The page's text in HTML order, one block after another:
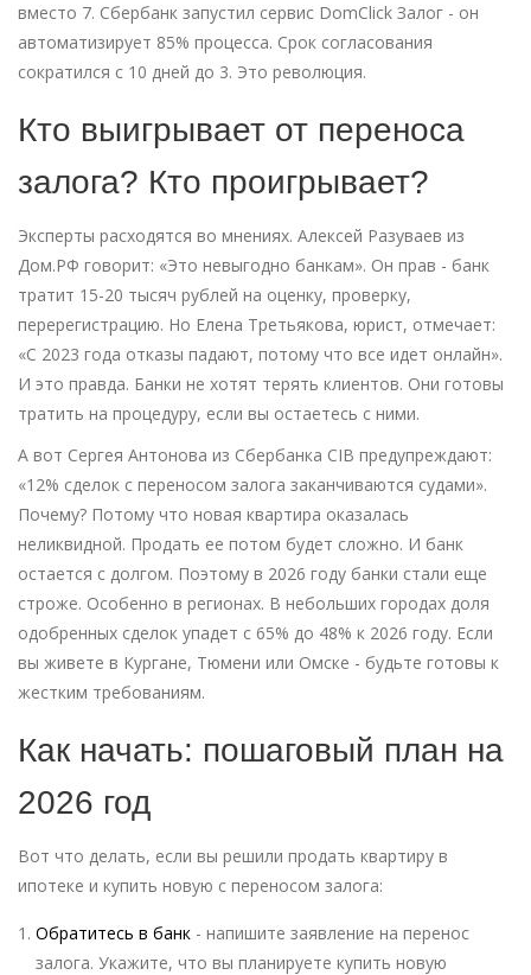
вместо 7. Сбербанк запустил сервис DomClick Залог - он
автоматизирует 85% процесса. Срок согласования
сократился с 10 дней до 3. Это революция.
Кто выигрывает от переноса
залога? Кто проигрывает?
Эксперты расходятся во мнениях. Алексей Разуваев из
Дом.РФ говорит: «Это невыгодно банкам». Он прав - банк
тратит 15-20 тысяч рублей на оценку, проверку,
перерегистрацию. Но Елена Третьякова, юрист, отмечает:
«С 2023 года отказы падают, потому что все идет онлайн».
И это правда. Банки не хотят терять клиентов. Они готовы
тратить на процедуру, если вы остаетесь с ними.
А вот Сергея Антонова из Сбербанка CIB предупреждают:
«12% сделок с переносом залога заканчиваются судами».
Почему? Потому что новая квартира оказалась
неликвидной. Продать ее потом будет сложно. И банк
остается с долгом. Поэтому в 2026 году банки стали еще
строже. Особенно в регионах. В небольших городах доля
одобренных сделок упадет с 65% до 48% к 2026 году. Если
вы живете в Кургане, Тюмени или Омске - будьте готовы к
жестким требованиям.
Как начать: пошаговый план на
2026 год
Вот что делать, если вы решили продать квартиру в
ипотеке и купить новую с переносом залога:
Обратитесь в банк - напишите заявление на перенос
залога. Укажите, что вы планируете купить новую